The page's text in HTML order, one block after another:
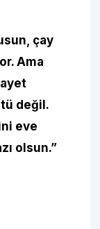
çay
Ama
değil.
eve
olsun.”